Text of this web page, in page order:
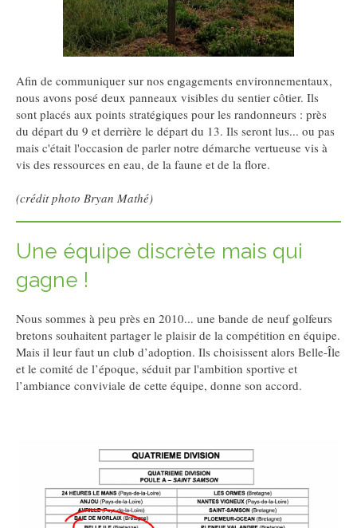
Afin de communiquer sur nos engagements environnementaux,
nous avons posé deux panneaux visibles du sentier côtier. Ils
sont placés aux points stratégiques pour les randonneurs : près
du départ du 9 et derrière le départ du 13. Ils seront lus... ou pas
mais c'était l'occasion de parler notre démarche vertueuse vis à
vis des ressources en eau, de la faune et de la flore.
(crédit photo Bryan Mathé)
Une équipe discrète mais qui
gagne !
Nous sommes à peu près en 2010... une bande de neuf golfeurs
bretons souhaitent partager le plaisir de la compétition en équipe.
Mais il leur faut un club d’adoption. Ils choisissent alors Belle-Île
et le comité de l’époque, séduit par l'ambition sportive et
l’ambiance conviviale de cette équipe, donne son accord.